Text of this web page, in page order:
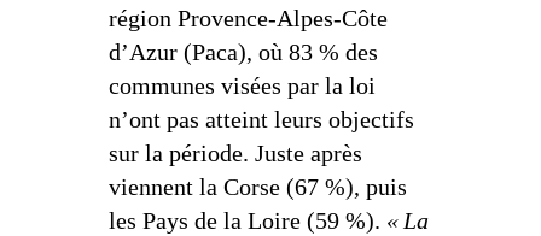
région Provence-Alpes-Côte
d’Azur (Paca), où 83 % des
communes visées par la loi
n’ont pas atteint leurs objectifs
sur la période. Juste après
viennent la Corse (67 %), puis
les Pays de la Loire (59 %). « La